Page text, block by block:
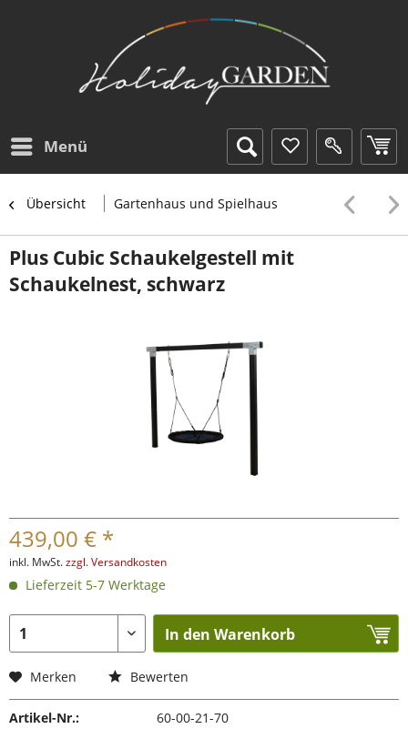
Menü
Übersicht Gartenhaus und Spielhaus
Plus Cubic Schaukelgestell mit
Schaukelnest, schwarz
439,00 € *
inkl. MwSt.zzgl. Versandkosten
Lieferzeit 5-7 Werktage
In den Warenkorb
Merken Bewerten
Artikel-Nr.: 60-00-21-70